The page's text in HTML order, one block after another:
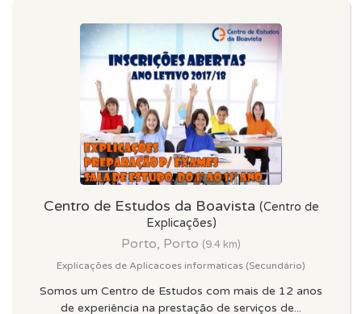
Centro de Estudos da Boavista (Centro de
Explicações)
Porto, Porto (9.4 km)
Explicações de Aplicacoes informaticas (Secundário)
Somos um Centro de Estudos com mais de 12 anos
de experiência na prestação de serviços de...